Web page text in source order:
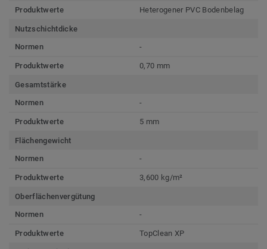
Produktwerte Heterogener PVC Bodenbelag
Nutzschichtdicke
Normen
-
Produktwerte 0,70 mm
Gesamtstärke
Normen
-
Produktwerte 5 mm
Flächengewicht
Normen
-
Produktwerte 3,600 kg/m²
Oberflächenvergütung
Normen
-
Produktwerte TopClean XP